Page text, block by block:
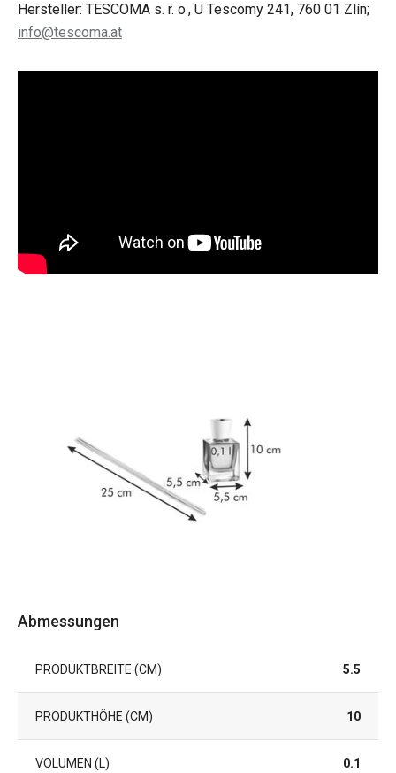
Hersteller: TESCOMA s. r. o., U Tescomy 241, 760 01 Zlín;
info@tescoma.at
Abmessungen
PRODUKTBREITE (CM) 5.5
PRODUKTHÖHE (CM) 10
VOLUMEN (L) 0.1